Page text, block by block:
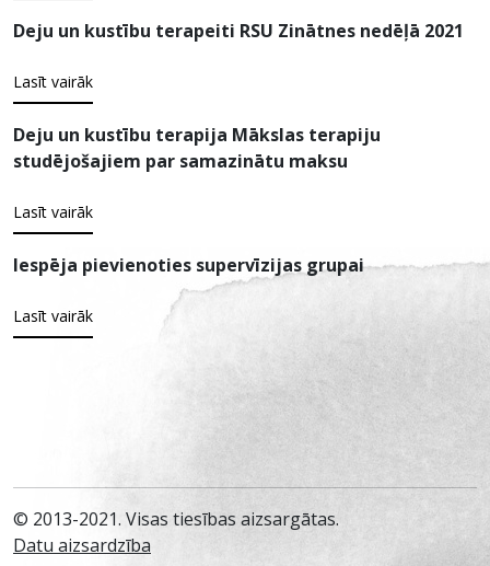
Deju un kustību terapeiti RSU Zinātnes nedēļā 2021
Lasīt vairāk
Deju un kustību terapija Mākslas terapiju
studējošajiem par samazinātu maksu
Lasīt vairāk
Iespēja pievienoties supervīzijas grupai
Lasīt vairāk
© 2013-2021. Visas tiesības aizsargātas.
Datu aizsardzība